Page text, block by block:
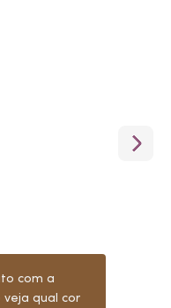
com a
veja qual cor